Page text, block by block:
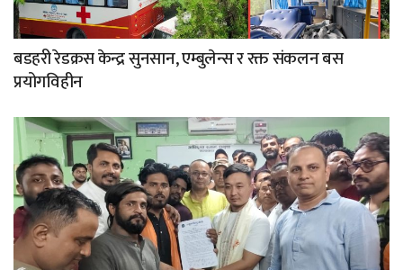
बडहरी रेडक्रस केन्द्र सुनसान, एम्बुलेन्स र रक्त संकलन बस
प्रयोगविहीन